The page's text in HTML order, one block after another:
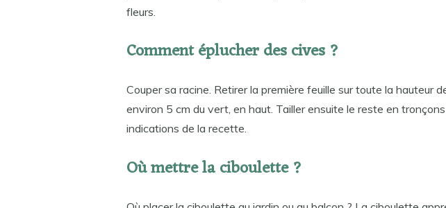
fleurs.
Comment éplucher des cives ?
Couper sa racine. Retirer la première feuille sur toute la hauteur
environ 5 cm du vert, en haut. Tailler ensuite le reste en
indications de la recette.
Où mettre la ciboulette ?